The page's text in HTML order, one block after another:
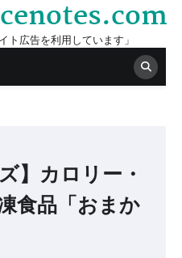
ト広告を利用しています」
】カロリー・
食品「おまか